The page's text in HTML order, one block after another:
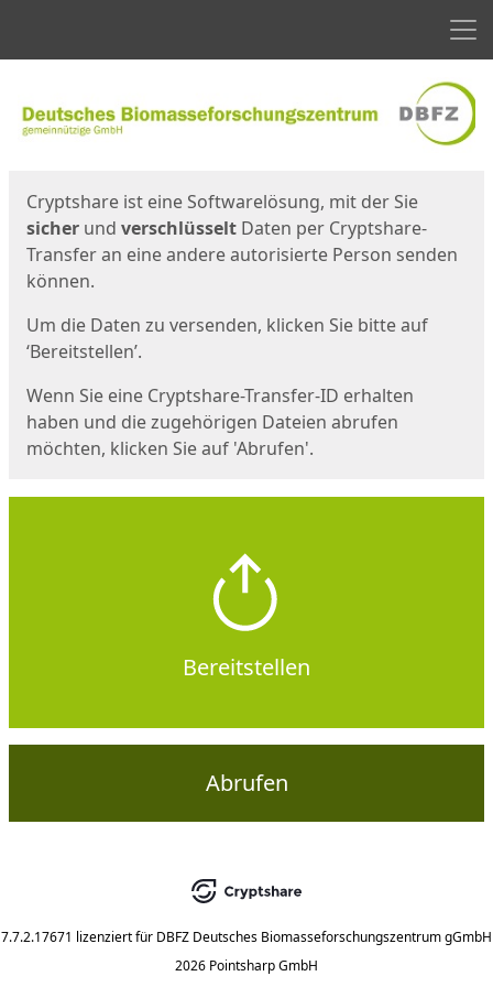
Cryptshare ist eine Softwarelösung, mit der Sie
sicher und verschlüsselt Daten per Cryptshare-
Transfer an eine andere autorisierte Person senden
können.
Um die Daten zu versenden, klicken Sie bitte auf
‘Bereitstellen’.
Wenn Sie eine Cryptshare-Transfer-ID erhalten
haben und die zugehörigen Dateien abrufen
möchten, klicken Sie auf 'Abrufen'.
Bereitstellen
Abrufen
7.7.2.17671 lizenziert für DBFZ Deutsches Biomasseforschungszentrum gGmbH
2026 Pointsharp GmbH